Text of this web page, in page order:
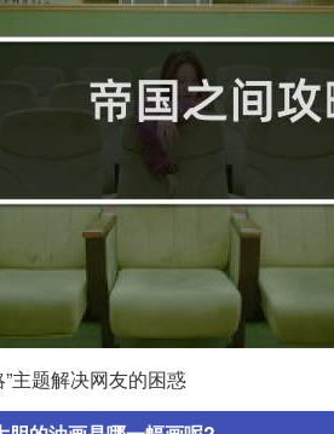
主题解决网友的困惑